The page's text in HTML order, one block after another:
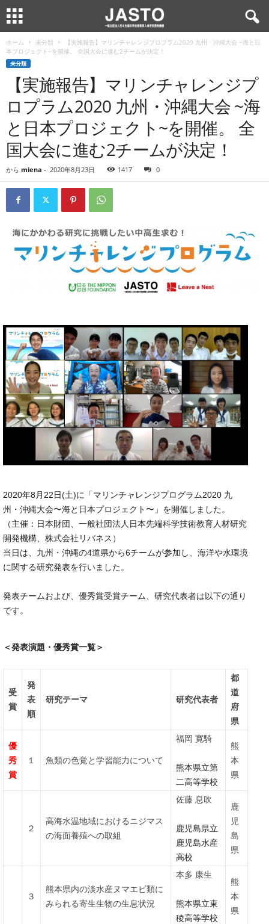
ホーム 未分類
【実施報告】マリンチャレンジプロプラム2020 九州・沖縄大会 ~海と日
本プロジェクト~を開催。 全国大会に進む2チームが決定！
未分類
【実施報告】マリンチャレンジプ
ロプラム2020 九州・沖縄大会 ~海
と日本プロジェクト~を開催。 全
国大会に進む2チームが決定！
から miena - 2020年8月23日 1417 0
2020年8月22日(土)に「マリンチャレンジプログラム2020 九
州・沖縄大会〜海と日本プロジェクト〜」を開催しました。
（主催：日本財団、一般社団法人日本先端科学技術教育人材研究
開発機構、株式会社リバネス）
当日は、九州・沖縄の4道県から6チームが参加し、海洋や水環境
に関する研究発表を行いました。
発表チームおよび、優秀賞受賞チーム、研究代表者は以下の通り
です。
＜発表演題・優秀賞一覧＞
受
賞
発
表
順
研究テーマ 研究代表者
都
道
府
県
優
秀
賞
１ 魚類の色覚と学習能力について
福岡 寛騎
熊本県立第
二高等学校
熊
本
県
２
高海水温地域におけるニジマス
の海面養殖への取組
佐藤 息吹
鹿児島県立
鹿児島水産
高校
鹿
児
島
県
３
熊本県内の淡水産ヌマエビ類に
みられる寄生生物の生息状況
本多 康生
熊本県立東
稜高等学校
熊
本
県